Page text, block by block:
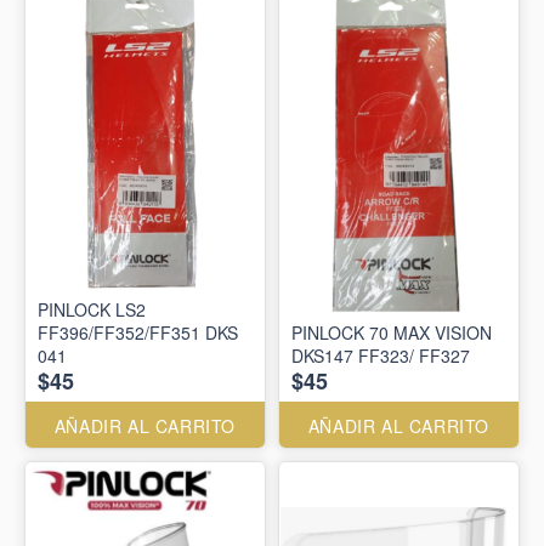
PINLOCK LS2
FF396/FF352/FF351 DKS
041
$45
AÑADIR AL CARRITO
PINLOCK 70 MAX VISION
DKS147 FF323/ FF327
$45
AÑADIR AL CARRITO